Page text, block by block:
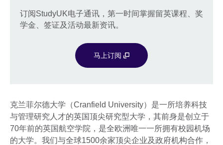
订阅StudyUK电子通讯，第一时间掌握留英课程、奖
学金、签证及活动最新资讯。
马上订阅
克兰菲尔德大学（Cranfield University）是一所培养科技
与管理研究人才的英国顶尖研究型大学，其前身是创立于
70年前的英国航空学院，是全欧洲唯一一所拥有校园机场
的大学。我们与全球1500余家顶尖企业及政府机构合作，